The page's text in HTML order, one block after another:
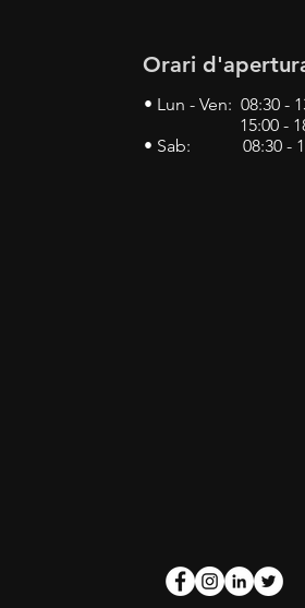
Orari
• Lun - Ven: 08:30 -
15:00 -
• Sab: 08:30 -